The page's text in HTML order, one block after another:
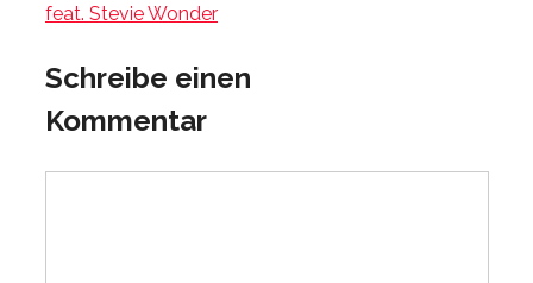
feat. Stevie Wonder
Schreibe einen
Kommentar